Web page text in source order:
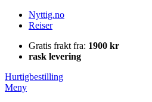
Nyttig.no
Reiser
Gratis frakt fra: 1900 kr
rask levering
Hurtigbestilling
Meny